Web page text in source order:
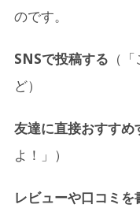
のです。
SNSで投稿する （
ど）
友達に直接おすすめ
よ！」）
レビューや口コミを